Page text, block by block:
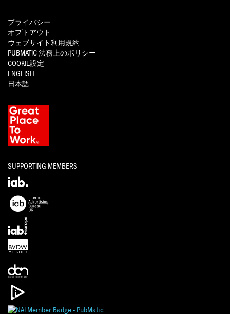
プライバシー
オプトアウト
ウェブサイト利用規約
PUBMATIC 法務上のポリシー
COOKIE設定
ENGLISH
日本語
SUPPORTING MEMBERS